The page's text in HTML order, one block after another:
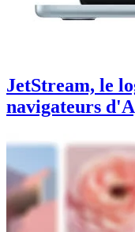
JetStream, le
navigateurs